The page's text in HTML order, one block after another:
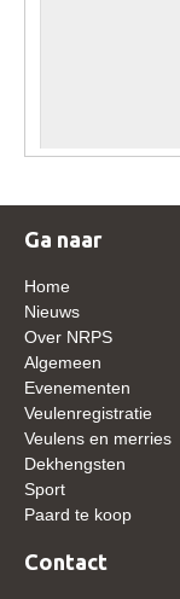
Ga naar
Home
Nieuws
Over NRPS
Algemeen
Evenementen
Veulenregistratie
Veulens en merries
Dekhengsten
Sport
Paard te koop
Contact